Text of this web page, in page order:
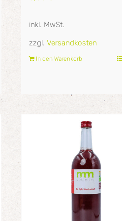
inkl. MwSt.
zzgl. Versandkosten
In den Warenkorb